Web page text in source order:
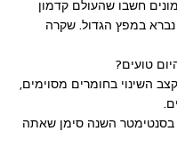
חשבו שהעולם קדמון
נברא במפץ הגדול. שקרה
טועים?
השינוי בחומרים מסוימים,
השנה סימן שאתה